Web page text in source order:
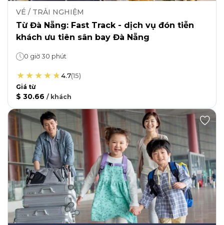
VÉ / TRẢI NGHIỆM
Từ Đà Nẵng: Fast Track - dịch vụ đón tiễn
khách ưu tiên sân bay Đà Nẵng
0 giờ 30 phút
4.7(15)
Giá từ
$ 30.66 / khách